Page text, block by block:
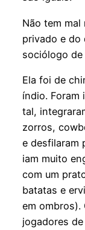
Não tem mal
privado e do
sociólogo de
Ela foi de
índio. Foram
tal,
zorros,
e desfilaram
iam muito
com um
batatas e
em ombros).
jogadores